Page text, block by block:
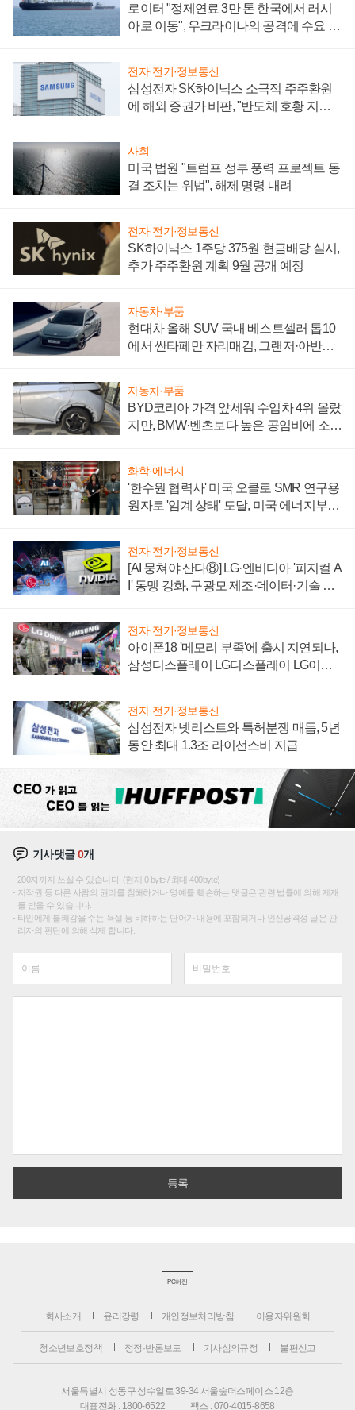
로이터 "정제연료 3만 톤 한국에서 러시
아로 이동", 우크라이나의 공격에 수요 늘
전자·전기·정보통신
삼성전자 SK하이닉스 소극적 주주환원
에 해외 증권가 비판, "반도체 호황 지속
사회
미국 법원 "트럼프 정부 풍력 프로젝트 동
결 조치는 위법", 해제 명령 내려
전자·전기·정보통신
SK하이닉스 1주당 375원 현금배당 실시,
추가 주주환원 계획 9월 공개 예정
자동차·부품
현대차 올해 SUV 국내 베스트셀러 톱10
에서 싼타페만 자리매김, 그랜저·아반떼
자동차·부품
BYD코리아 가격 앞세워 수입차 4위 올랐
지만, BMW·벤츠보다 높은 공임비에 소비
화학·에너지
'한수원 협력사' 미국 오클로 SMR 연구용
원자로 '임계 상태' 도달, 미국 에너지부
전자·전기·정보통신
[AI 뭉쳐야 산다⑧] LG·엔비디아 '피지컬 A
I' 동맹 강화, 구광모 제조·데이터·기술 결
전자·전기·정보통신
아이폰18 '메모리 부족'에 출시 지연되나,
삼성디스플레이 LG디스플레이 LG이노
전자·전기·정보통신
삼성전자 넷리스트와 특허분쟁 매듭, 5년
동안 최대 1.3조 라이선스비 지급
기사댓글0개
200자까지 쓰실 수 있습니다. (현재 0 byte / 최대 400byte)
저작권 등 다른 사람의 권리를 침해하거나 명예를 훼손하는 댓글은 관련 법률에 의해 제재
를 받을 수 있습니다.
타인에게 불쾌감을 주는 욕설 등 비하하는 단어가 내용에 포함되거나 인신공격성 글은 관
리자의 판단에 의해 삭제 합니다.
PC버전
회사소개 윤리강령 개인정보처리방침 이용자위원회
청소년보호정책 정정·반론보도 기사심의규정 불편신고
서울특별시 성동구 성수일로 39-34 서울숲더스페이스 12층
대표전화 : 1800-6522
팩스 : 070-4015-8658